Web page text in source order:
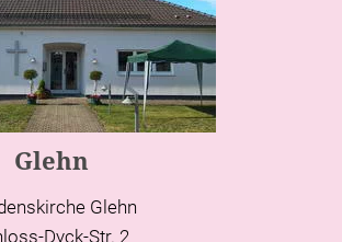
Glehn
Glehn
Dyck-Str. 2